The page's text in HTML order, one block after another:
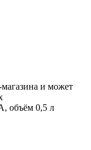
магазина и может
объём 0,5 л